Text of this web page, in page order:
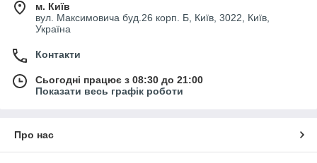
Всі моделі є в наявності.
м. Київ
вул. Максимовича буд.26 корп. Б, Київ, 3022, Київ,
Україна
Контакти
Сьогодні працює з 08:30 до 21:00
Показати весь графік роботи
Про нас